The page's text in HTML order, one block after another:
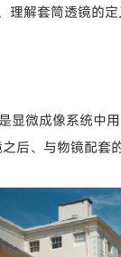
理解套筒透镜的
显微成像系统
后、与物镜配套